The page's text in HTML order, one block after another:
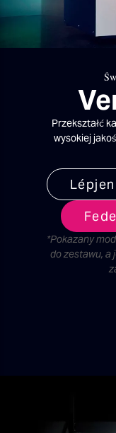
Przekształć
wysokiej
*Pokazany
do zestawu, a